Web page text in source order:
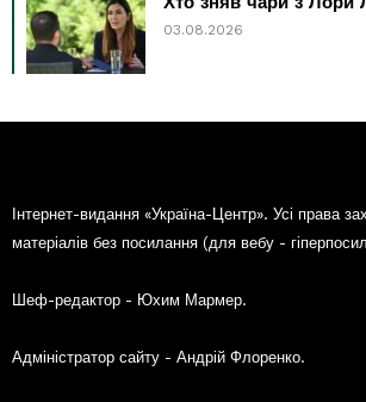
03.08.2026
Інтернет-видання «Україна-Центр». Усі права
матеріалів без посилання (для вебу -
Шеф-редактор - Юхим Мармер.
Адміністратор сайту - Андрій Флоренко.